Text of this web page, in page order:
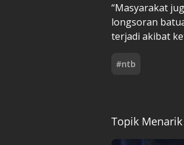
“Masyarakat
longsoran
terjadi akibat
#ntb
Topik Menarik